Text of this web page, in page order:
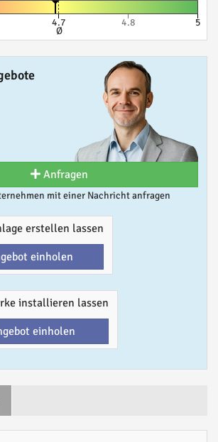
4.7
Ø
4.8 5
Anfragen
mit einer Nachricht anfragen
erstellen lassen
einholen
installieren lassen
einholen